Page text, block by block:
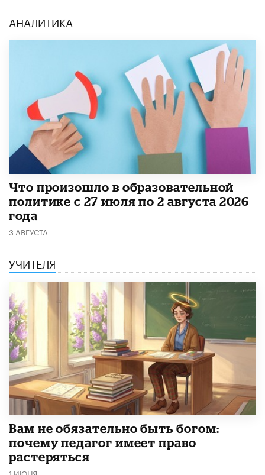
АНАЛИТИКА
​Что произошло в образовательной
политике с 27 июля по 2 августа 2026
года
3 АВГУСТА
УЧИТЕЛЯ
​Вам не обязательно быть богом:
почему педагог имеет право
растеряться
1 ИЮНЯ